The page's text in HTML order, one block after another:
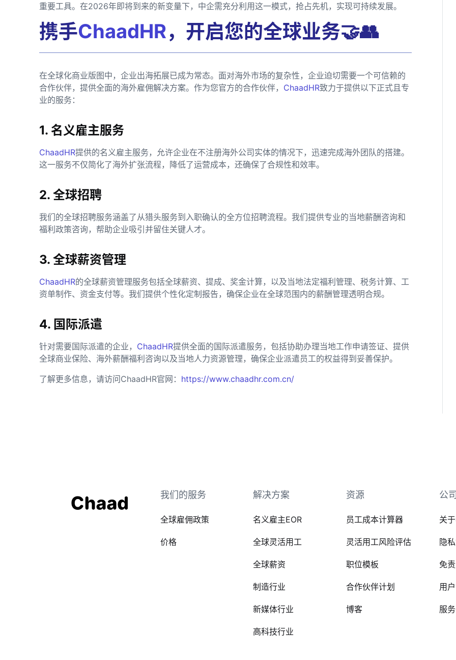
重要工具。在2026年即将到来的新变量下，中企需充分利用这一模式，抢占先机，实现可持续发展。
携手ChaadHR，开启您的全球业务🤝👥
在全球化商业版图中，企业出海拓展已成为常态。面对海外市场的复杂性，企业迫切需要一个可信赖的
合作伙伴，提供全面的海外雇佣解决方案。作为您官方的合作伙伴， ChaadHR致力于提供以下正式且专
业的服务：
1. 名义雇主服务
ChaadHR提供的名义雇主服务，允许企业在不注册海外公司实体的情况下，迅速完成海外团队的搭建。
这一服务不仅简化了海外扩张流程，降低了运营成本，还确保了合规性和效率。
2. 全球招聘
我们的全球招聘服务涵盖了从猎头服务到入职确认的全方位招聘流程。我们提供专业的当地薪酬咨询和
福利政策咨询，帮助企业吸引并留住关键人才。
3. 全球薪资管理
ChaadHR的全球薪资管理服务包括全球薪资、提成、奖金计算，以及当地法定福利管理、税务计算、工
资单制作、资金支付等。我们提供个性化定制报告，确保企业在全球范围内的薪酬管理透明合规。
4. 国际派遣
针对需要国际派遣的企业， ChaadHR提供全面的国际派遣服务，包括协助办理当地工作申请签证、提供
全球商业保险、海外薪酬福利咨询以及当地人力资源管理，确保企业派遣员工的权益得到妥善保护。
了解更多信息，请访问ChaadHR官网： https://www.chaadhr.com.cn/
我们的服务
全球雇佣政策
价格
解决方案
名义雇主EOR
全球灵活用工
全球薪资
制造行业
新媒体行业
高科技行业
资源
员工成本计算器
灵活用工风险评估
职位模板
合作伙伴计划
博客
公
关
隐
免
用
服